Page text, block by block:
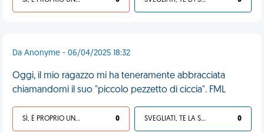
Da Anonyme - 06/04/2025 18:32
Oggi, il mio ragazzo mi ha teneramente abbracciata
chiamandomi il suo "piccolo pezzetto di ciccia". FML
SÌ, È PROPRIO UNA VDM! 0 SVEGLIATI, TE LA SEI CERCATA! 0